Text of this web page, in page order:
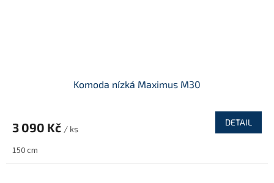
Komoda nízká Maximus M30
3 090 Kč / ks
DETAIL
150 cm